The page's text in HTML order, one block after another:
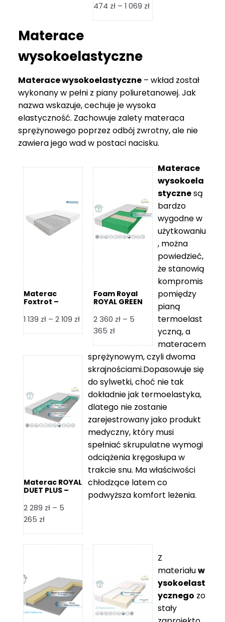
474 zł – 1 069 złZakres
cen:
069 zł
Materace
wysokoelastyczne
Materace wysokoelastyczne – wkład został
wykonany w pełni z piany poliuretanowej. Jak
nazwa wskazuje, cechuje je wysoka
elastyczność. Zachowuje zalety materaca
sprężynowego poprzez odbój zwrotny, ale nie
zawiera jego wad w postaci nacisku.
Materac
Foxtrot –
1 139 zł – 2 109 złZakres
cen:
1
139 zł
do
2
109 zł
Foam Royal
ROYAL GREEN
piankowy
2 360 zł – 5
365 złZakres
od
2
360 zł
5
365 zł
Materac ROYAL
DUET PLUS –
2 289 zł – 5
265 złZakres
od
do
5
265 zł
Materace
wysokoela
stycznesą
bardzo
wygodne w
użytkowaniu
, można
powiedzieć,
że stanowią
kompromis
pomiędzy
pianą
termoelast
yczną, a
materacem
sprężynowym, czyli dwoma
skrajnościami.Dopasowuje się
do sylwetki, choć nie tak
dokładnie jak termoelastyka,
dlatego nie zostanie
zarejestrowany jako produkt
medyczny, który musi
spełniać skrupulatne wymogi
odciążenia kręgosłupa w
trakcie snu. Ma właściwości
chłodzące latem co
podwyższa komfort leżenia.
Z
materiałuw
ysokoelast
ycznego zo
stały